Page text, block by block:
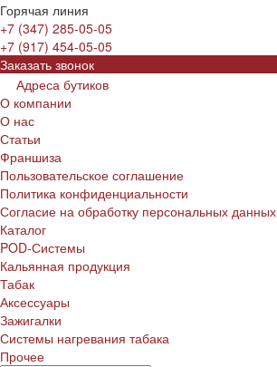
Горячая линия
+7 (347) 285-05-05
+7 (917) 454-05-05
Заказать звонок
Адреса бутиков
О компании
О нас
Статьи
Франшиза
Пользовательское соглашение
Политика конфиденциальности
Согласие на обработку персональных данных
Каталог
POD-Системы
Кальянная продукция
Табак
Аксессуары
Зажигалки
Системы нагревания табака
Прочее